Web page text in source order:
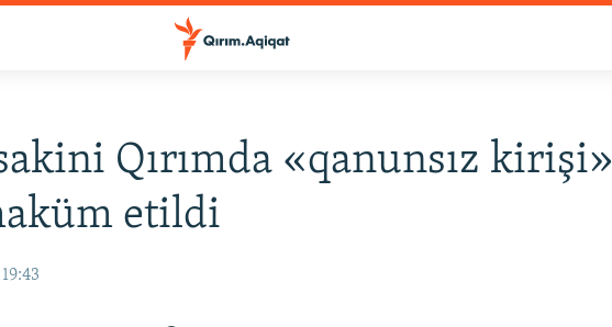
Qırımda «qanunsız kirişi»
etildi